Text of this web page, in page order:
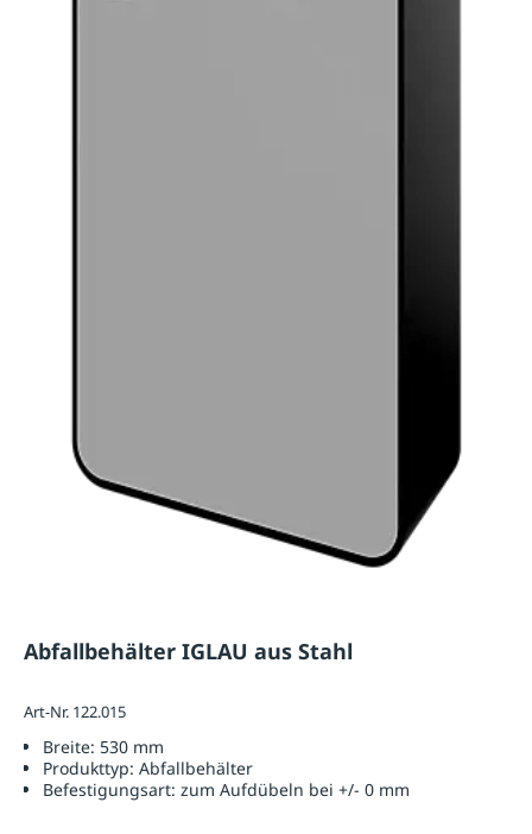
Abfallbehälter IGLAU aus Stahl
Art-Nr. 122.015
Breite: 530 mm
Produkttyp: Abfallbehälter
Befestigungsart: zum Aufdübeln bei +/- 0 mm